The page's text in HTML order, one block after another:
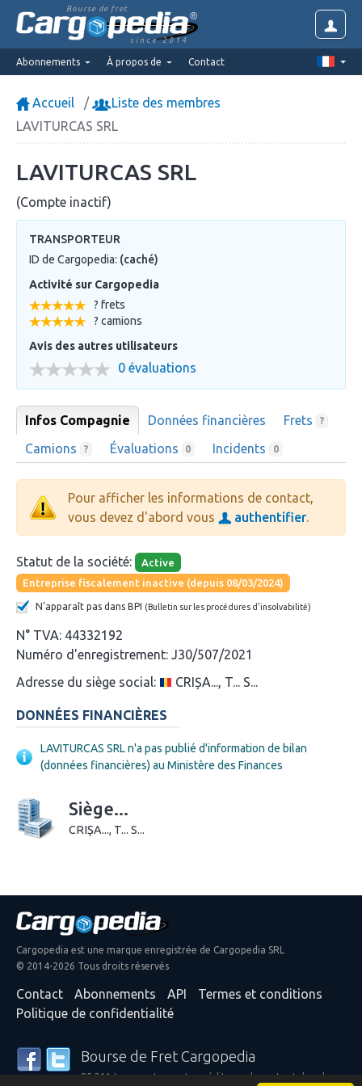
Bourse de fret
since 2014
Abonnements À propos de Contact
Accueil
Liste des membres
LAVITURCAS SRL
LAVITURCAS SRL
(Compte inactif)
TRANSPORTEUR
ID de Cargopedia: (caché)
Activité sur Cargopedia
? frets
? camions
Avis des autres utilisateurs
0 évaluations
Infos Compagnie Données financières Frets ?
Camions ? Évaluations 0 Incidents 0
Pour afficher les informations de contact,
vous devez d'abord vous
authentifier
Statut de la société:
Active
Entreprise fiscalement inactive (depuis 08/03/2024)
N'apparaît pas dans BPI (Bulletin sur les procédures d'insolvabilité)
N° TVA: 44332192
Numéro d'enregistrement: J30/507/2021
Adresse du siège social:
CRIȘA..., T... S...
DONNÉES FINANCIÈRES
LAVITURCAS SRL n'a pas publié d'information de bilan
(données financières) au Ministère des Finances
Siège...
CRIȘA..., T... S...
Cargopedia est une marque enregistrée de Cargopedia SRL
© 2014-2026 Tous droits réservés
Contact Abonnements API
Termes et conditions
Politique de confidentialité
Bourse de Fret Cargopedia
25 311 transporteurs et expéditeurs de partout dans le